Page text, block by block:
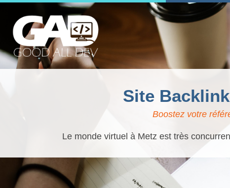
Site
Boostez votre
Le monde virtuel à Metz est très